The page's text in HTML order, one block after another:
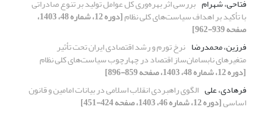
فتاحی، شهرام بررسی اثر بهره‌وری کل عوامل تولید بر تنوع صادراتی
با تأکید بر اهداف سیاست‌های کلی نظام [دوره 12، شماره 48، 1403،
صفحه 939-962]
فرزین، محمدرضا نرخ تورم و رشد اقتصادی ایران تحت تأثیر
متغیرهای نابسامان‌ساز اقتصاد در چهارچوب سیاست‌های کلی نظام
[دوره 12، شماره 48، 1403، صفحه 859-896]
فرهادی، علی الگوی راهبردی انقلاب اسلامی در بیانات امامین و قانون
اساسی[دوره 12، شماره 46، 1403، صفحه 424-451]